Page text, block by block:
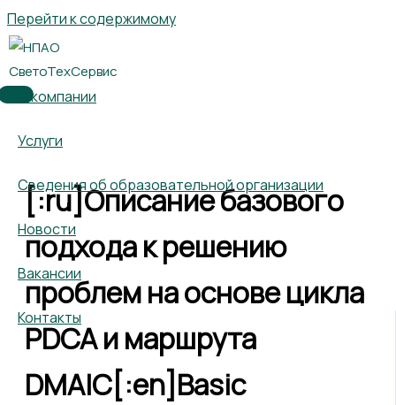
Перейти к содержимому
О компании
Услуги
Сведения об образовательной организации
Новости
Вакансии
Контакты
[:ru]Описание базового
подхода к решению
проблем на основе цикла
PDCA и маршрута
DMAIC[:en]Basic